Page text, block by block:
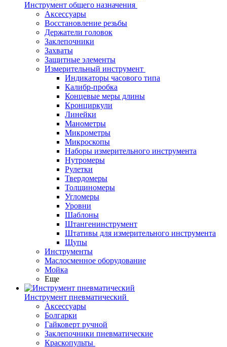
Инструмент общего назначения
Аксессуары
Восстановление резьбы
Держатели головок
Заклепочники
Захваты
Защитные элементы
Измерительный инструмент
Индикаторы часового типа
Калибр-пробка
Концевые меры длины
Кронциркули
Линейки
Манометры
Микрометры
Микроскопы
Наборы измерительного инструмента
Нутромеры
Рулетки
Твердомеры
Толщиномеры
Угломеры
Уровни
Шаблоны
Штангенинструмент
Штативы для измерительного инструмента
Щупы
Инструменты
Маслосменное оборудование
Мойка
Еще
Инструмент пневматический
Аксессуары
Болгарки
Гайковерт ручной
Заклепочники пневматические
Краскопульты